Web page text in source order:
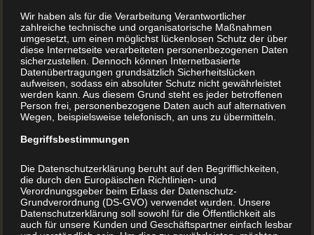
Möchten Sie Ihr eigenes Buch vorher online kalkulieren?
Haben Sie Fragen bzgl. eigenes Buch drucken lassen?
Hier geht es zu den Aktionen „Ihr eigenes buch drucken
Wir haben als für die Verarbeitung Verantwortlicher
zahlreiche technische und organisatorische Maßnahmen
umgesetzt, um einen möglichst lückenlosen Schutz der über
diese Internetseite verarbeiteten personenbezogenen Daten
sicherzustellen. Dennoch können Internetbasierte
Datenübertragungen grundsätzlich Sicherheitslücken
aufweisen, sodass ein absoluter Schutz nicht gewährleistet
werden kann. Aus diesem Grund steht es jeder betroffenen
Person frei, personenbezogene Daten auch auf alternativen
Wegen, beispielsweise telefonisch, an uns zu übermitteln.
Begriffsbestimmungen
Die Datenschutzerklärung beruht auf den Begrifflichkeiten,
die durch den Europäischen Richtlinien- und
Verordnungsgeber beim Erlass der Datenschutz-
Grundverordnung (DS-GVO) verwendet wurden. Unsere
Datenschutzerklärung soll sowohl für die Öffentlichkeit als
auch für unsere Kunden und Geschäftspartner einfach lesbar